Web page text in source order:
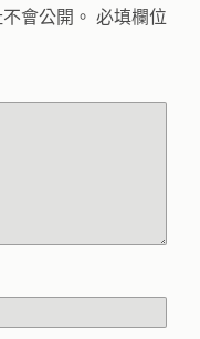
會公開。 必填欄位